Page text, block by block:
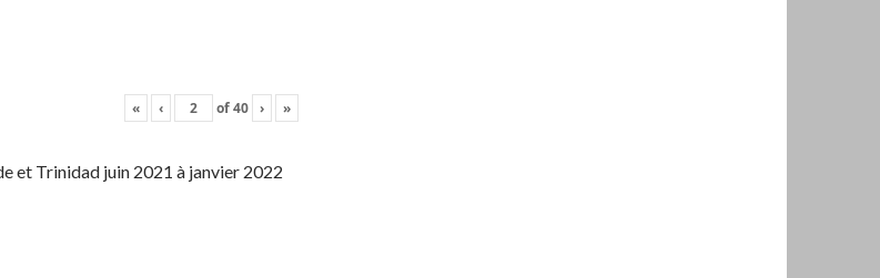
« ‹ of40 › »
et Trinidad juin 2021 à janvier 2022